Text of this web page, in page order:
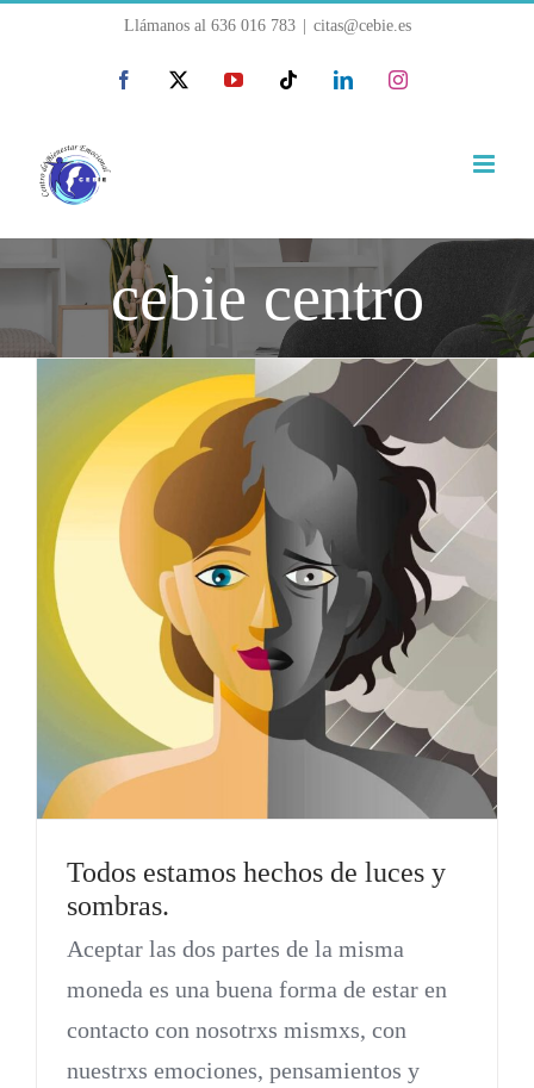
Llámanos al 636 016 783 citas@cebie.es
Facebook YouTube Tiktok LinkedInInstagram
cebie centro
Todos estamos hechos de luces y
sombras.
Aceptar las dos partes de la misma
moneda es una buena forma de estar en
contacto con nosotrxs mismxs, con
nuestrxs emociones, pensamientos y